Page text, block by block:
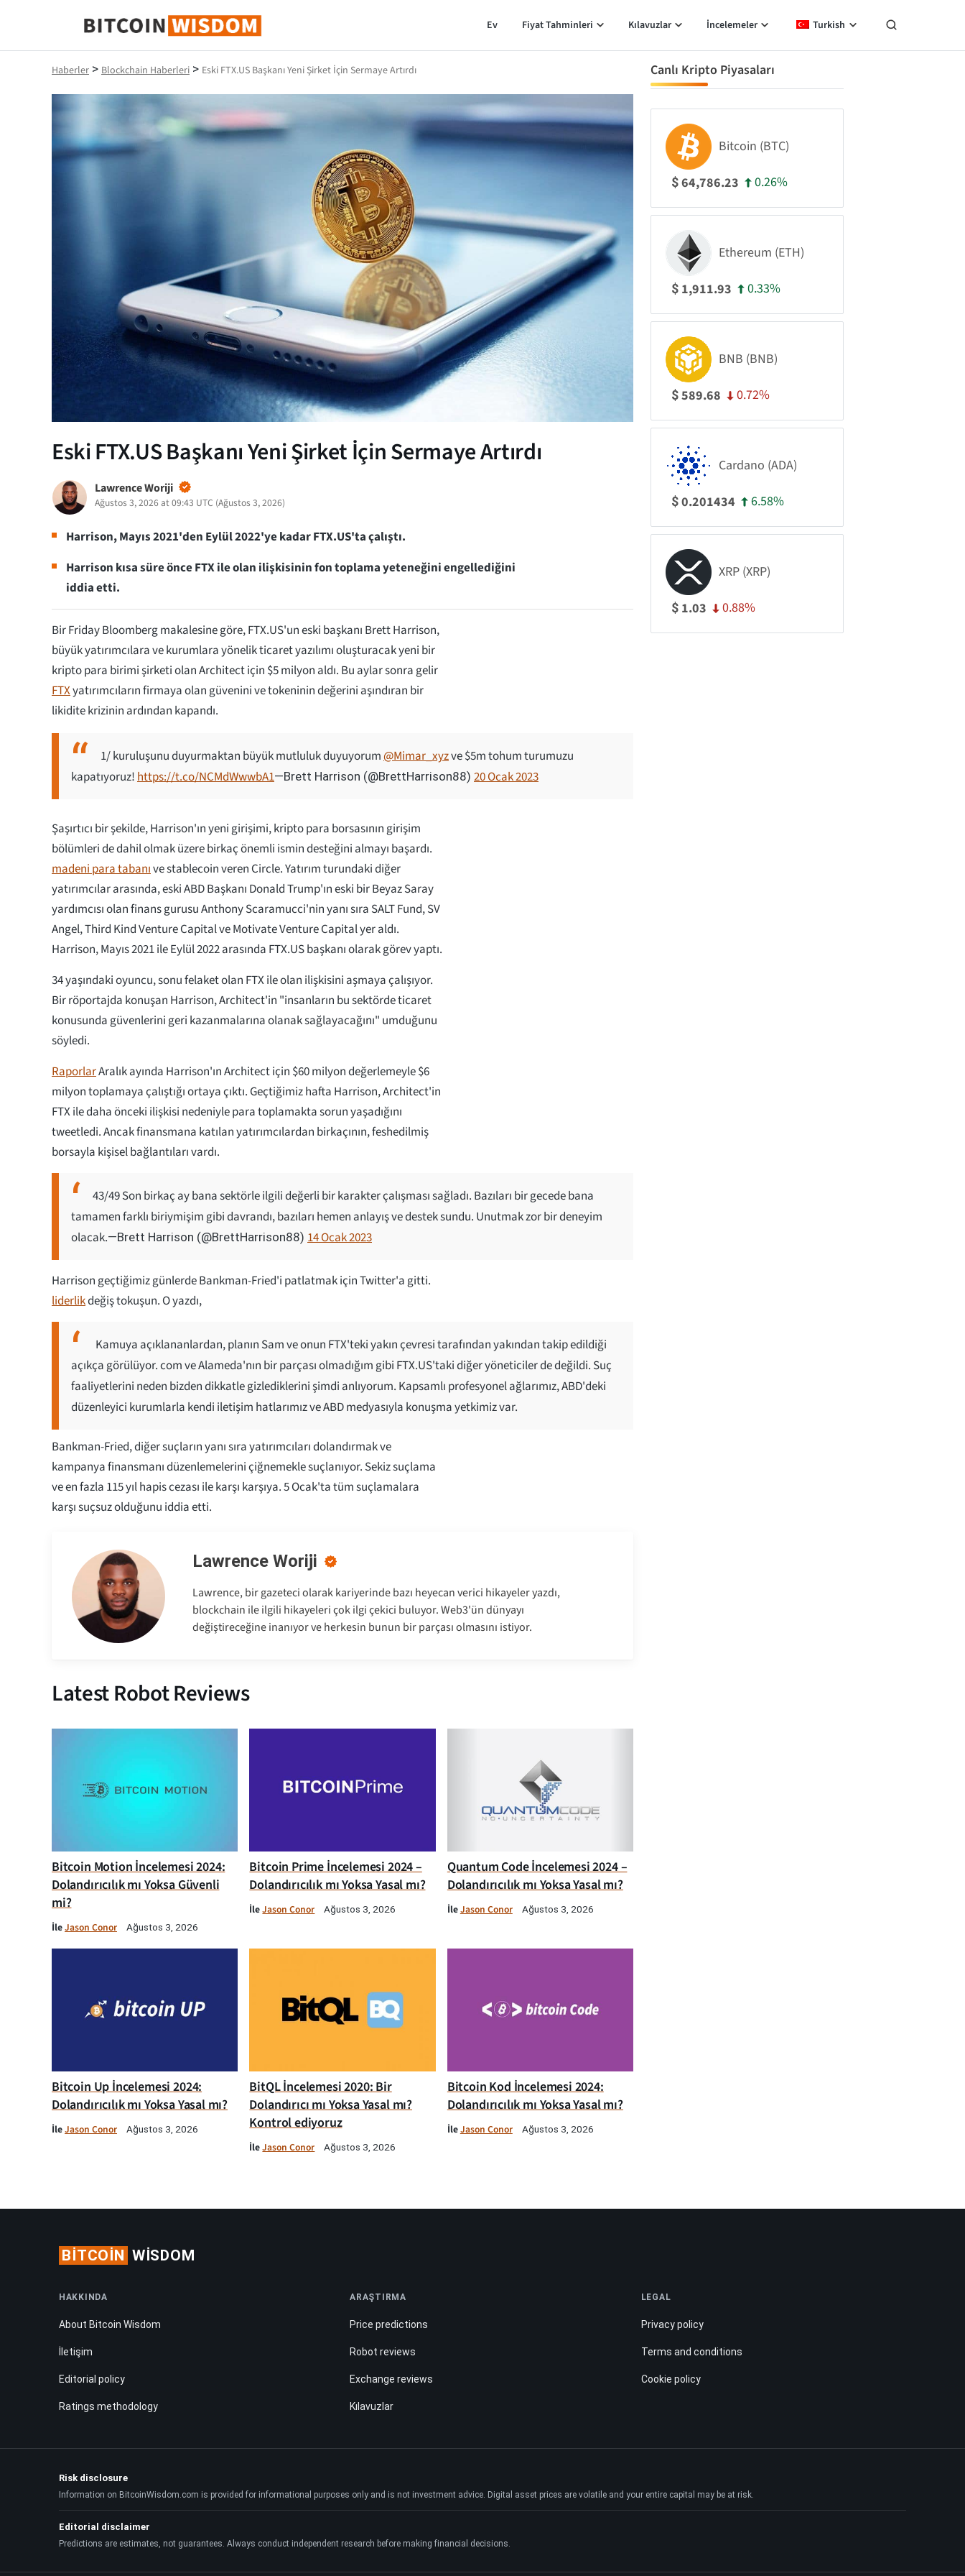
Bitcoin Bilgeliği
Ev Fiyat Tahminleri Kılavuzlar İncelemeler Turkish
Haberler > Blockchain Haberleri > Eski FTX.US Başkanı Yeni Şirket İçin Sermaye Artırdı
Eski FTX.US Başkanı Yeni Şirket İçin Sermaye Artırdı
Lawrence Woriji
Ağustos 3, 2026 at 09:43 UTC (Ağustos 3, 2026)
Harrison, Mayıs 2021'den Eylül 2022'ye kadar FTX.US'ta çalıştı.
Harrison kısa süre önce FTX ile olan ilişkisinin fon toplama yeteneğini engellediğini
iddia etti.
Bir Friday Bloomberg makalesine göre, FTX.US'un eski başkanı Brett Harrison,
büyük yatırımcılara ve kurumlara yönelik ticaret yazılımı oluşturacak yeni bir
kripto para birimi şirketi olan Architect için $5 milyon aldı. Bu aylar sonra gelir
FTXyatırımcıların firmaya olan güvenini ve tokeninin değerini aşındıran bir
likidite krizinin ardından kapandı.
1/ kuruluşunu duyurmaktan büyük mutluluk duyuyorum@Mimar_xyzve $5m tohum turumuzu
kapatıyoruz! https://t.co/NCMdWwwbA1—Brett Harrison (@BrettHarrison88) 20 Ocak 2023
Şaşırtıcı bir şekilde, Harrison'ın yeni girişimi, kripto para borsasının girişim
bölümleri de dahil olmak üzere birkaç önemli ismin desteğini almayı başardı.
madeni para tabanıve stablecoin veren Circle. Yatırım turundaki diğer
yatırımcılar arasında, eski ABD Başkanı Donald Trump'ın eski bir Beyaz Saray
yardımcısı olan finans gurusu Anthony Scaramucci'nin yanı sıra SALT Fund, SV
Angel, Third Kind Venture Capital ve Motivate Venture Capital yer aldı.
Harrison, Mayıs 2021 ile Eylül 2022 arasında FTX.US başkanı olarak görev yaptı.
34 yaşındaki oyuncu, sonu felaket olan FTX ile olan ilişkisini aşmaya çalışıyor.
Bir röportajda konuşan Harrison, Architect'in "insanların bu sektörde ticaret
konusunda güvenlerini geri kazanmalarına olanak sağlayacağını" umduğunu
söyledi.
RaporlarAralık ayında Harrison'ın Architect için $60 milyon değerlemeyle $6
milyon toplamaya çalıştığı ortaya çıktı. Geçtiğimiz hafta Harrison, Architect'in
FTX ile daha önceki ilişkisi nedeniyle para toplamakta sorun yaşadığını
tweetledi. Ancak finansmana katılan yatırımcılardan birkaçının, feshedilmiş
borsayla kişisel bağlantıları vardı.
43/49 Son birkaç ay bana sektörle ilgili değerli bir karakter çalışması sağladı. Bazıları bir gecede bana
tamamen farklı biriymişim gibi davrandı, bazıları hemen anlayış ve destek sundu. Unutmak zor bir deneyim
olacak.—Brett Harrison (@BrettHarrison88) 14 Ocak 2023
Harrison geçtiğimiz günlerde Bankman-Fried'i patlatmak için Twitter'a gitti.
liderlikdeğiş tokuşun. O yazdı,
Kamuya açıklananlardan, planın Sam ve onun FTX'teki yakın çevresi tarafından yakından takip edildiği
açıkça görülüyor. com ve Alameda'nın bir parçası olmadığım gibi FTX.US'taki diğer yöneticiler de değildi. Suç
faaliyetlerini neden bizden dikkatle gizlediklerini şimdi anlıyorum. Kapsamlı profesyonel ağlarımız, ABD'deki
düzenleyici kurumlarla kendi iletişim hatlarımız ve ABD medyasıyla konuşma yetkimiz var.
Bankman-Fried, diğer suçların yanı sıra yatırımcıları dolandırmak ve
kampanya finansmanı düzenlemelerini çiğnemekle suçlanıyor. Sekiz suçlama
ve en fazla 115 yıl hapis cezası ile karşı karşıya. 5 Ocak'ta tüm suçlamalara
karşı suçsuz olduğunu iddia etti.
Lawrence Woriji
Lawrence, bir gazeteci olarak kariyerinde bazı heyecan verici hikayeler yazdı,
blockchain ile ilgili hikayeleri çok ilgi çekici buluyor. Web3'ün dünyayı
değiştireceğine inanıyor ve herkesin bunun bir parçası olmasını istiyor.
Latest Robot Reviews
Bitcoin Motion İncelemesi 2024:
Dolandırıcılık mı Yoksa Güvenli
mi?
İleJason Conor Ağustos 3, 2026
Bitcoin Prime İncelemesi 2024 –
Dolandırıcılık mı Yoksa Yasal mı?
İleJason Conor Ağustos 3, 2026
Quantum Code İncelemesi 2024 –
Dolandırıcılık mı Yoksa Yasal mı?
İleJason Conor Ağustos 3, 2026
Bitcoin Up İncelemesi 2024:
Dolandırıcılık mı Yoksa Yasal mı?
İleJason Conor Ağustos 3, 2026
BitQL İncelemesi 2020: Bir
Dolandırıcı mı Yoksa Yasal mı?
Kontrol ediyoruz
İleJason Conor Ağustos 3, 2026
Bitcoin Kod İncelemesi 2024:
Dolandırıcılık mı Yoksa Yasal mı?
İleJason Conor Ağustos 3, 2026
Canlı Kripto Piyasaları
Bitcoin (BTC)
$64,786.23 0.26%
Ethereum (ETH)
$ 1,911.93 0.33%
BNB (BNB)
$589.68 0.72%
Cardano (ADA)
$0.201434 6.58%
XRP (XRP)
$ 1.03 0.88%
BITCOIN WISDOM
HAKKINDA
About Bitcoin Wisdom
İletişim
Editorial policy
Ratings methodology
ARAŞTIRMA
Price predictions
Robot reviews
Exchange reviews
Kılavuzlar
LEGAL
Privacy policy
Terms and conditions
Cookie policy
Risk disclosure
Information on BitcoinWisdom.com is provided for informational purposes only and is not investment advice. Digital asset prices are volatile and your entire capital may be at risk.
Editorial disclaimer
Predictions are estimates, not guarantees. Always conduct independent research before making financial decisions.